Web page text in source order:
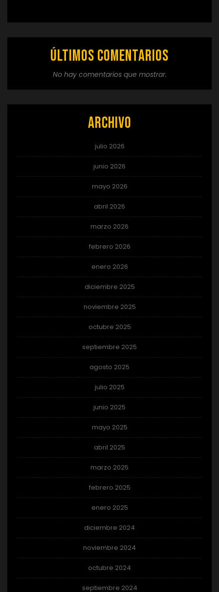
Últimos comentarios
No hay comentarios que mostrar.
Archivo
julio 2026
junio 2026
mayo 2026
abril 2026
marzo 2026
febrero 2026
enero 2026
diciembre 2025
noviembre 2025
octubre 2025
septiembre 2025
agosto 2025
julio 2025
junio 2025
mayo 2025
abril 2025
marzo 2025
febrero 2025
enero 2025
diciembre 2024
noviembre 2024
octubre 2024
septiembre 2024